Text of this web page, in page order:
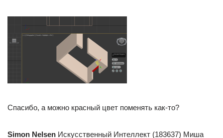
Спасибо, а можно красный цвет поменять как-то?
Simon Nelsen Искусственный Интеллект (183637) Миша